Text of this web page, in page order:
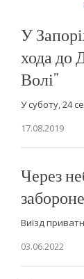
У
хода до
Волі”
У суботу, 24
17.08.2019
Через
Виїзд
03.06.2022